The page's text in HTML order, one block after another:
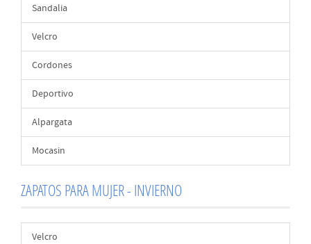
Sandalia
Velcro
Cordones
Deportivo
Alpargata
Mocasin
ZAPATOS PARA MUJER - INVIERNO
Velcro